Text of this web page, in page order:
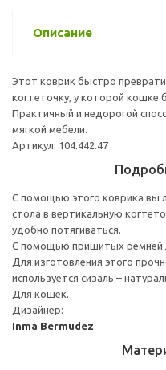
Описание
Этот коврик быстро
когтеточку, у которой кошке
Практичный и недорогой
мягкой мебели.
Артикул: 104.442.47
С помощью этого коврика вы
стола в вертикальную
удобно потягиваться.
С помощью пришитых ремней
Для изготовления этого
используется сизаль –
Для кошек.
Дизайнер:
Inma Bermudez